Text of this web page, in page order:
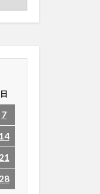
日
7
14
21
28